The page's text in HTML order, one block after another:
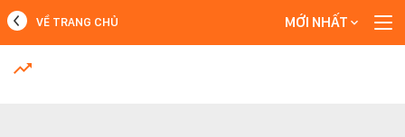
MỚI NHẤT
VỀ TRANG CHỦ MỚI NHẤT